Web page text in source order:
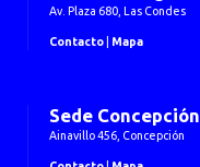
Av. Plaza 680, Las Condes
Contacto Mapa
Sede Concepción
Ainavillo 456, Concepción